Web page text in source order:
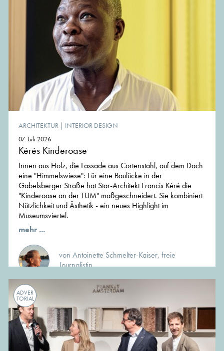
ARCHITEKTUR | INTERIOR DESIGN
07. Juli 2026
Kérés Kinderoase
Innen aus Holz, die Fassade aus Cortenstahl, auf dem Dach
eine "Himmelswiese": Für eine Baulücke in der
Gabelsberger Straße hat Star-Architekt Francis Kéré die
"Kinderoase an der TUM" maßgeschneidert. Sie kombiniert
Nützlichkeit und Ästhetik - ein neues Highlight im
Museumsviertel.
mehr ...
von Antoinette Schmelter-Kaiser, freie
Journalistin
ADVER
TORIAL